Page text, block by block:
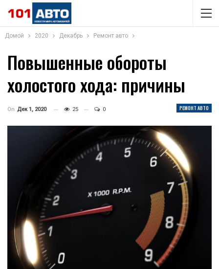
Домой 2020 Декабрь Ремонт авто
Повышенные обороты
холостого хода: причины
РЕМОНТ АВТО
On Дек 1, 2020 25 0